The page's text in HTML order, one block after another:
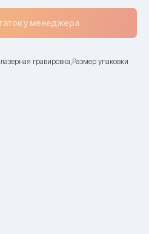
у менеджера
гравировка,Размер упаковки